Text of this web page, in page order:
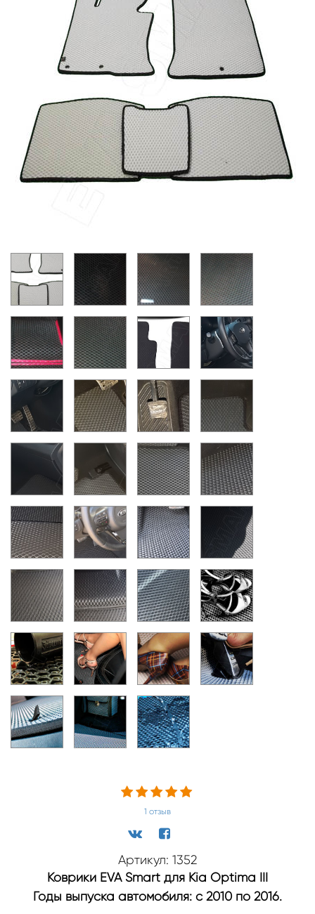
1 отзыв
Артикул: 1352
Коврики EVA Smart для Kia Optima III
Годы выпуска автомобиля: с 2010 по 2016.